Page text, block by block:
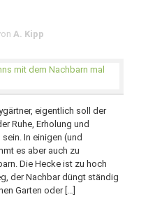
A. Kipp
eigentlich soll der
Ruhe, Erholung und
In einigen (und
es aber auch zu
Die Hecke ist zu hoch
der Nachbar düngt ständig
Garten oder […]